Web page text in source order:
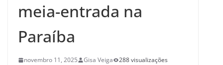
meia-entrada na
Paraíba
novembro 11, 2025 Gisa Veiga
288 visualizações